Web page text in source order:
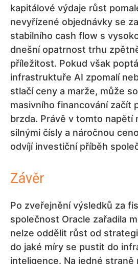
kapitálové výdaje růst
nevyřízené objednávky se
stabilního cash flow s
dnešní opatrnost trhu
příležitost. Pokud však
infrastruktuře AI zpomalí
stlačí ceny a marže, může
masivního financování začít
brzda. Právě v tomto napětí
silnými čísly a náročnou
odvíjí investiční příběh
Závěr
Po zveřejnění výsledků za
společnost Oracle zařadila
nelze oddělit růst od
do jaké míry se pustit do
inteligence. Na jedné straně